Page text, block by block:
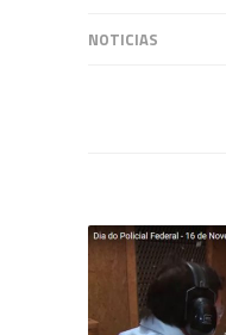
NOTICIAS